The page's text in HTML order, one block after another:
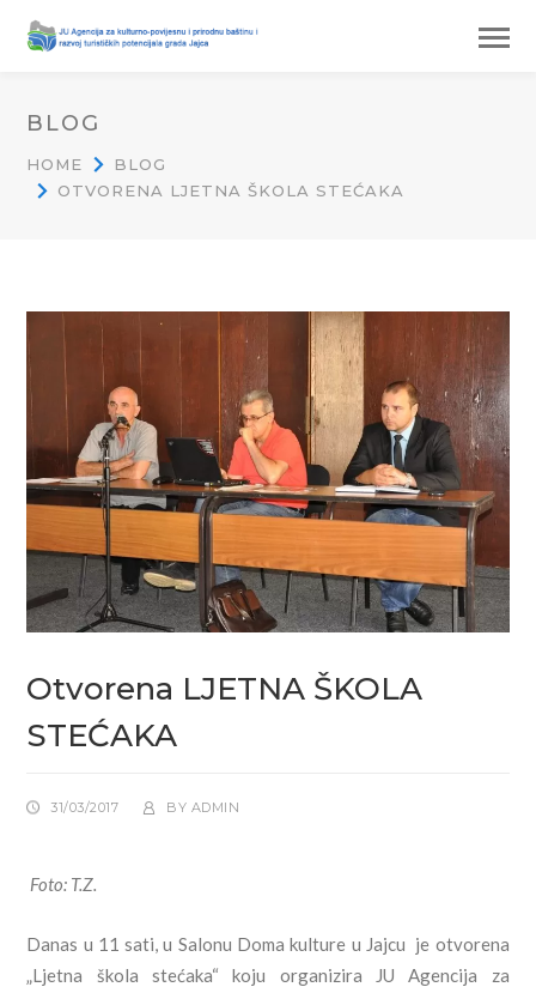
BLOG
HOME
BLOG
OTVORENA LJETNA ŠKOLA STEĆAKA
Otvorena LJETNA ŠKOLA
STEĆAKA
31/03/2017 BY ADMIN
Foto: T.Z.
Danas u 11 sati, u Salonu Doma kulture u Jajcu je otvorena
„Ljetna škola stećaka“ koju organizira JU Agencija za